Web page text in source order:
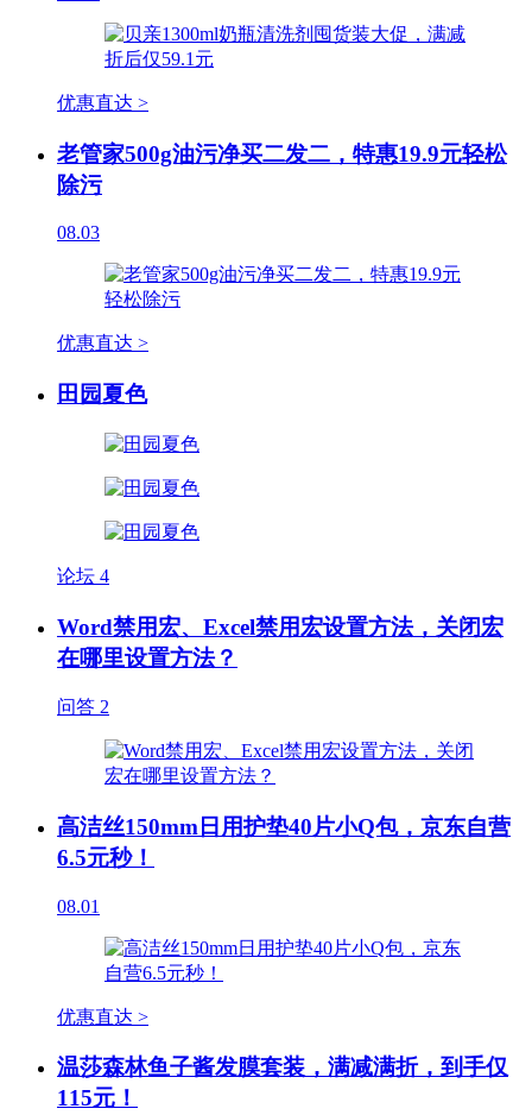
优惠直达 >
老管家500g油污净买二发二，特惠19.9元轻松
除污
08.03
优惠直达 >
田园夏色
论坛 4
Word禁用宏、Excel禁用宏设置方法，关闭宏
在哪里设置方法？
问答 2
高洁丝150mm日用护垫40片小Q包，京东自营
6.5元秒！
08.01
优惠直达 >
温莎森林鱼子酱发膜套装，满减满折，到手仅
115元！